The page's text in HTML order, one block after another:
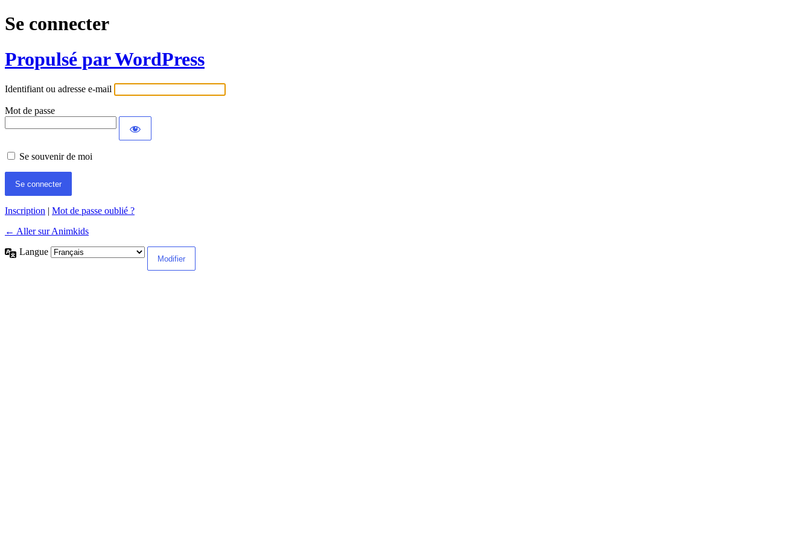
Se connecter
Propulsé par WordPress
Identifiant ou adresse e-mail
Mot de passe
Se souvenir de moi
Inscription | Mot de passe oublié ?
← Aller sur Animkids
Langue